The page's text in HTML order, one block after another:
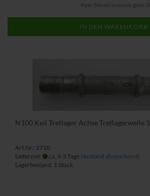
Kein Steuerausweis gem.
IN DEN WARENKORB
N100 Keil Tretlager Achse Tretlagerwelle
Art.Nr.: 2710
Lieferzeit:
ca. 4-5 Tage (Ausland abweichend)
Lagerbestand: 1 Stück